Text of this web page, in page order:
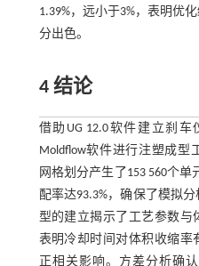
1.39%，远小于3%，表明优
分出色。
4 结论
借助UG 12.0软件建立刹
Moldflow软件进行注塑成型
网格划分产生了153 560个
配率达93.3%，确保了模拟
型的建立揭示了工艺参数与
表明冷却时间对体积收缩率
正相关影响。方差分析确